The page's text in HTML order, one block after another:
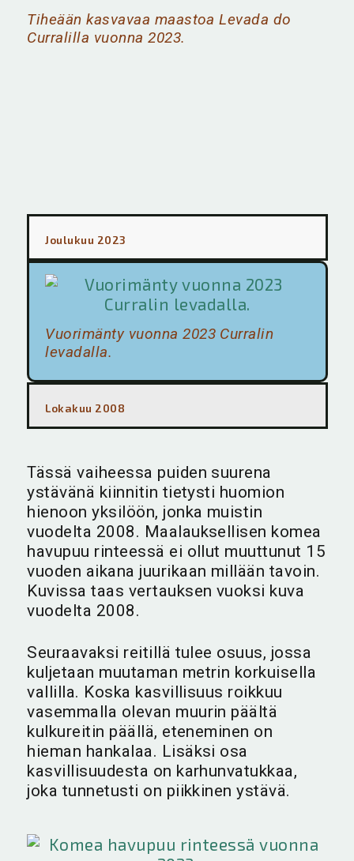
Tiheään kasvavaa maastoa Levada do
Curralilla vuonna 2023.
Joulukuu 2023
Vuorimänty vuonna 2023 Curralin
levadalla.
Lokakuu 2008
Tässä vaiheessa puiden suurena
ystävänä kiinnitin tietysti huomion
hienoon yksilöön, jonka muistin
vuodelta 2008. Maalauksellisen komea
havupuu rinteessä ei ollut muuttunut 15
vuoden aikana juurikaan millään tavoin.
Kuvissa taas vertauksen vuoksi kuva
vuodelta 2008.
Seuraavaksi reitillä tulee osuus, jossa
kuljetaan muutaman metrin korkuisella
vallilla. Koska kasvillisuus roikkuu
vasemmalla olevan muurin päältä
kulkureitin päällä, eteneminen on
hieman hankalaa. Lisäksi osa
kasvillisuudesta on karhunvatukkaa,
joka tunnetusti on piikkinen ystävä.